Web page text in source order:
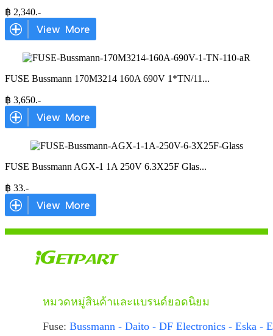
฿ 2,340.-
FUSE Bussmann 170M3214 160A 690V 1*TN/11 ...
฿ 3,650.-
FUSE Bussmann AGX-1 1A 250V 6.3X25F Glas...
฿ 33.-
หมวดหมู่สินค้าและแบรนด์ยอดนิยม
Fuse: Bussmann - Daito - DF Electronics - Eska -